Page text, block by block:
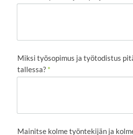
Miksi työsopimus ja työtodistus
tallessa? *
Mainitse kolme työntekijän ja